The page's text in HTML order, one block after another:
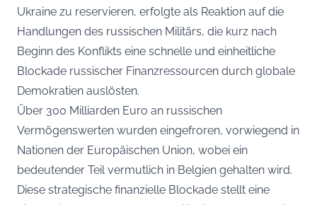
Ukraine zu reservieren, erfolgte als Reaktion auf die
Handlungen des russischen Militärs, die kurz nach
Beginn des Konflikts eine schnelle und einheitliche
Blockade russischer Finanzressourcen durch globale
Demokratien auslösten.
Über 300 Milliarden Euro an russischen
Vermögenswerten wurden eingefroren, vorwiegend in
Nationen der Europäischen Union, wobei ein
bedeutender Teil vermutlich in Belgien gehalten wird.
Diese strategische finanzielle Blockade stellt eine